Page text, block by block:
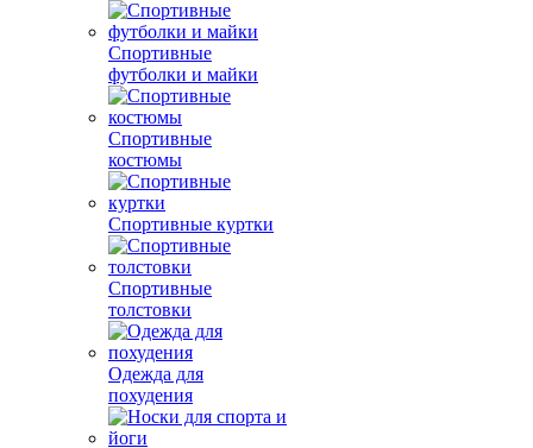
Спортивные
футболки и майки
Спортивные
костюмы
Спортивные куртки
Спортивные
толстовки
Одежда для
похудения